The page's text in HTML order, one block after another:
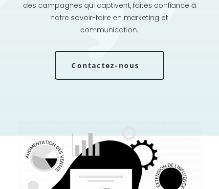
des campagnes qui captivent, faites confiance à
notre savoir-faire en marketing et
communication.
Contactez-nous